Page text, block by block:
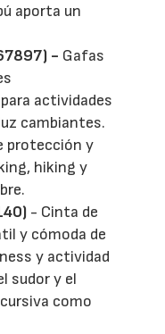
aporta un
- Gafas
actividades
cambiantes.
protección y
hiking y
- Cinta de
y cómoda de
y actividad
sudor y el
como